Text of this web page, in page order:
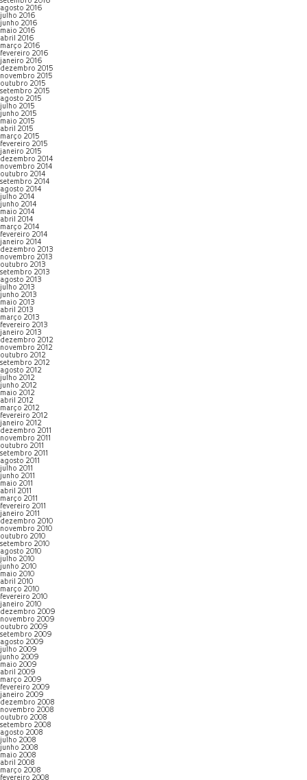
agosto 2016
julho 2016
junho 2016
maio 2016
abril 2016
março 2016
fevereiro 2016
janeiro 2016
dezembro 2015
novembro 2015
outubro 2015
setembro 2015
agosto 2015
julho 2015
junho 2015
maio 2015
abril 2015
março 2015
fevereiro 2015
janeiro 2015
dezembro 2014
novembro 2014
outubro 2014
setembro 2014
agosto 2014
julho 2014
junho 2014
maio 2014
abril 2014
março 2014
fevereiro 2014
janeiro 2014
dezembro 2013
novembro 2013
outubro 2013
setembro 2013
agosto 2013
julho 2013
junho 2013
maio 2013
abril 2013
março 2013
fevereiro 2013
janeiro 2013
dezembro 2012
novembro 2012
outubro 2012
setembro 2012
agosto 2012
julho 2012
junho 2012
maio 2012
abril 2012
março 2012
fevereiro 2012
janeiro 2012
dezembro 2011
novembro 2011
outubro 2011
setembro 2011
agosto 2011
julho 2011
junho 2011
maio 2011
abril 2011
março 2011
fevereiro 2011
janeiro 2011
dezembro 2010
novembro 2010
outubro 2010
setembro 2010
agosto 2010
julho 2010
junho 2010
maio 2010
abril 2010
março 2010
fevereiro 2010
janeiro 2010
dezembro 2009
novembro 2009
outubro 2009
setembro 2009
agosto 2009
julho 2009
junho 2009
maio 2009
abril 2009
março 2009
fevereiro 2009
janeiro 2009
dezembro 2008
novembro 2008
outubro 2008
setembro 2008
agosto 2008
julho 2008
junho 2008
maio 2008
abril 2008
março 2008